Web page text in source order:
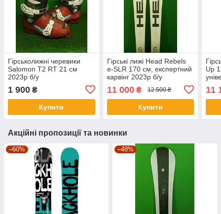
Гірськолижні черевики
Salomon T2 RT 21 см
2023p б/у
1 900 ₴
Купити
Гірські лижі Head Rebels
e-SLR 170 см, експертний
карвінг 2023р б/у
11 000₴ 12 500 ₴
Купити
Up
11
Акційні пропозиції та новинки
–60% –48%